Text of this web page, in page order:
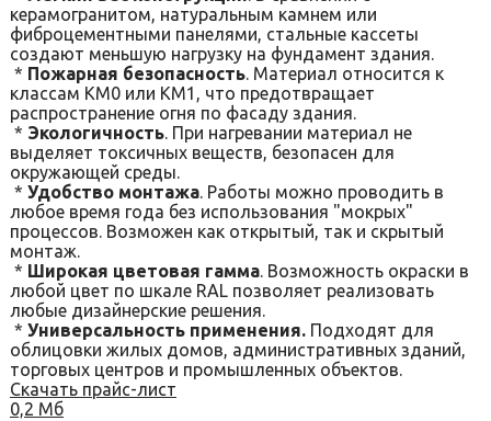
керамогранитом, натуральным камнем или
фиброцементными панелями, стальные кассеты
создают меньшую нагрузку на фундамент здания.
* Пожарная безопасность. Материал относится к
классам КМ0 или КМ1, что предотвращает
распространение огня по фасаду здания.
* Экологичность. При нагревании материал не
выделяет токсичных веществ, безопасен для
окружающей среды.
* Удобство монтажа. Работы можно проводить в
любое время года без использования "мокрых"
процессов. Возможен как открытый, так и скрытый
монтаж.
* Широкая цветовая гамма. Возможность окраски в
любой цвет по шкале RAL позволяет реализовать
любые дизайнерские решения.
* Универсальность применения. Подходят для
облицовки жилых домов, административных зданий,
торговых центров и промышленных объектов.
Скачать прайс-лист
0,2 Мб